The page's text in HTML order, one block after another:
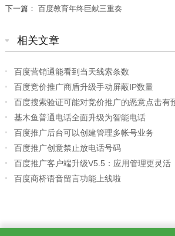
下一篇： 百度教育年终巨献三重奏
相关文章
百度营销通能看到当天线索条数
百度竞价推广商盾升级手动屏蔽IP数量
百度搜索验证可能对竞价推广的恶意点击有
基木鱼普通电话全面升级为智能电话
百度推广后台可以创建管理多帐号业务
百度推广创意禁止放电话号码
百度推广客户端升级V5.5：应用管理更灵活
百度商桥语音留言功能上线啦